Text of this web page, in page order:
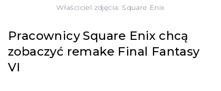
ZALOGUJ
Właściciel zdjęcia: Square Enix
Pracownicy Square Enix chcą
zobaczyć remake Final Fantasy
VI